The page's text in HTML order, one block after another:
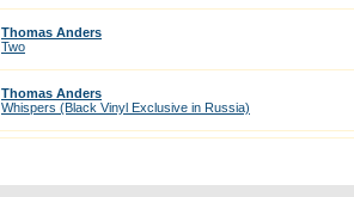
Thomas Anders
Two
Thomas Anders
Whispers (Black Vinyl Exclusive in Russia)